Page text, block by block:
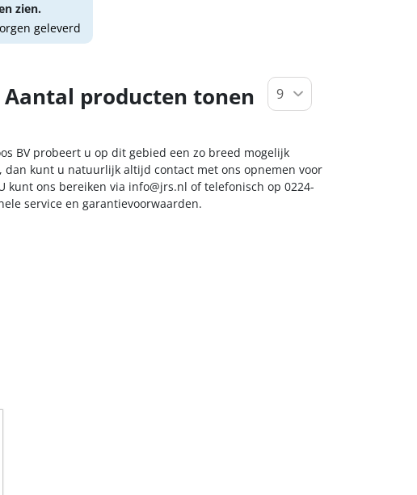
zien.
geleverd
Aantal producten tonen
BV probeert u op dit gebied een zo breed mogelijk
kunt u natuurlijk altijd contact met ons opnemen voor
kunt ons bereiken via info@jrs.nl of telefonisch op 0224-
service en garantievoorwaarden.